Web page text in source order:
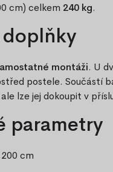
cm) celkem 240 kg.
doplňky
montáži. U
postele. Součástí
ale lze jej dokoupit v
parametry
cm